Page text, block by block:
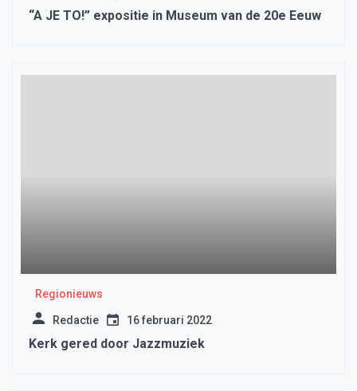
“A JE TO!” expositie in Museum van de 20e Eeuw
Regionieuws
Redactie 16 februari 2022
Kerk gered door Jazzmuziek